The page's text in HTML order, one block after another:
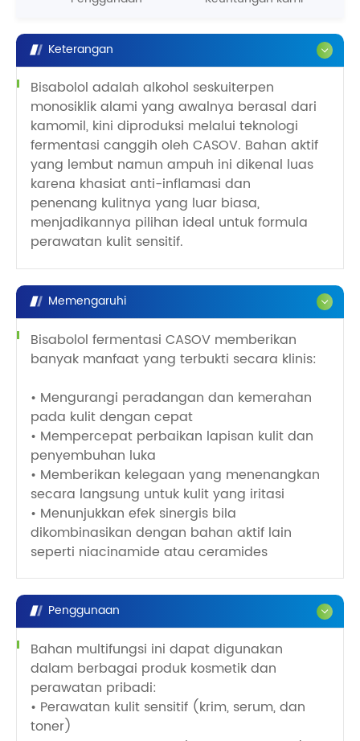
Keterangan
Bisabolol adalah alkohol seskuiterpen
monosiklik alami yang awalnya berasal dari
kamomil, kini diproduksi melalui teknologi
fermentasi canggih oleh CASOV. Bahan aktif
yang lembut namun ampuh ini dikenal luas
karena khasiat anti-inflamasi dan
penenang kulitnya yang luar biasa,
menjadikannya pilihan ideal untuk formula
perawatan kulit sensitif.
Memengaruhi
Bisabolol fermentasi CASOV memberikan
banyak manfaat yang terbukti secara klinis:
• Mengurangi peradangan dan kemerahan
pada kulit dengan cepat
• Mempercepat perbaikan lapisan kulit dan
penyembuhan luka
• Memberikan kelegaan yang menenangkan
secara langsung untuk kulit yang iritasi
• Menunjukkan efek sinergis bila
dikombinasikan dengan bahan aktif lain
seperti niacinamide atau ceramides
Penggunaan
Bahan multifungsi ini dapat digunakan
dalam berbagai produk kosmetik dan
perawatan pribadi:
• Perawatan kulit sensitif (krim, serum, dan
toner)